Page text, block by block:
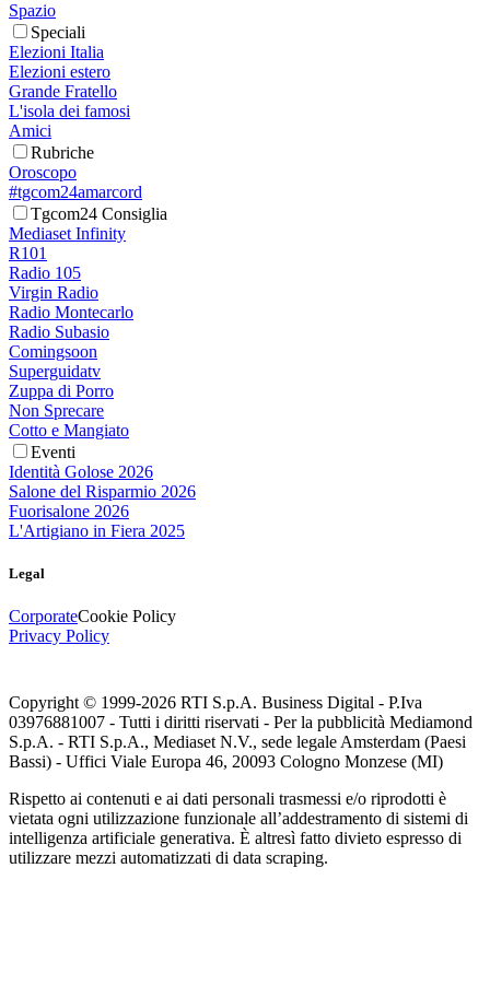
Spazio
Speciali
Elezioni Italia
Elezioni estero
Grande Fratello
L'isola dei famosi
Amici
Rubriche
Oroscopo
#tgcom24amarcord
Tgcom24 Consiglia
Mediaset Infinity
R101
Radio 105
Virgin Radio
Radio Montecarlo
Radio Subasio
Comingsoon
Superguidatv
Zuppa di Porro
Non Sprecare
Cotto e Mangiato
Eventi
Identità Golose 2026
Salone del Risparmio 2026
Fuorisalone 2026
L'Artigiano in Fiera 2025
Legal
CorporateCookie Policy
Privacy Policy
Copyright © 1999-2026 RTI S.p.A. Business Digital - P.Iva
03976881007 - Tutti i diritti riservati - Per la pubblicità Mediamond
S.p.A. - RTI S.p.A., Mediaset N.V., sede legale Amsterdam (Paesi
Bassi) - Uffici Viale Europa 46, 20093 Cologno Monzese (MI)
Rispetto ai contenuti e ai dati personali trasmessi e/o riprodotti è
vietata ogni utilizzazione funzionale all’addestramento di sistemi di
intelligenza artificiale generativa. È altresì fatto divieto espresso di
utilizzare mezzi automatizzati di data scraping.